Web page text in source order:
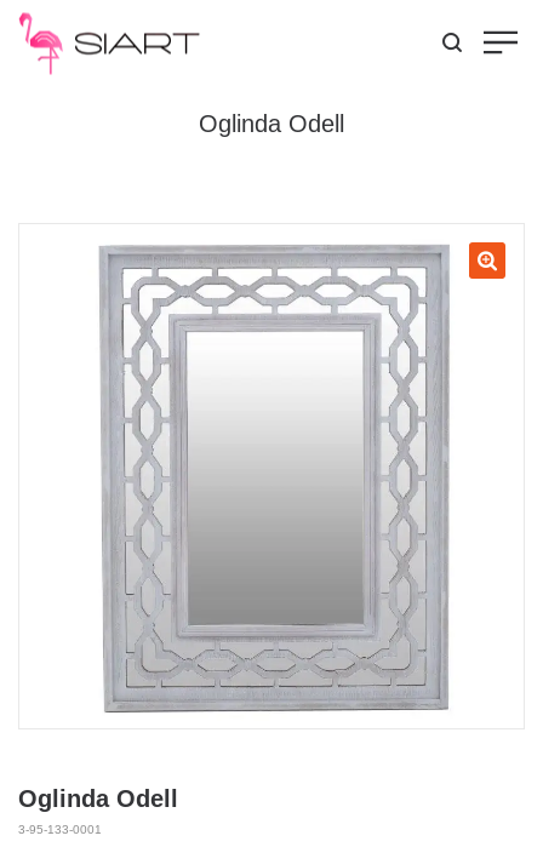
Oglinda Odell
Oglinda Odell
3-95-133-0001